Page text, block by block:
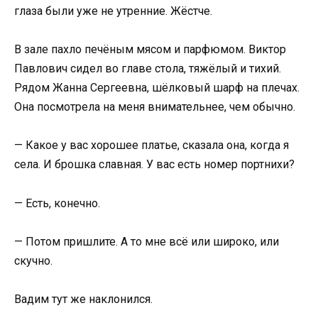
глаза были уже не утренние. Жёстче.
В зале пахло печёным мясом и парфюмом. Виктор
Павлович сидел во главе стола, тяжёлый и тихий.
Рядом Жанна Сергеевна, шёлковый шарф на плечах.
Она посмотрела на меня внимательнее, чем обычно.
— Какое у вас хорошее платье, сказала она, когда я
села. И брошка славная. У вас есть номер портнихи?
— Есть, конечно.
— Потом пришлите. А то мне всё или широко, или
скучно.
Вадим тут же наклонился.